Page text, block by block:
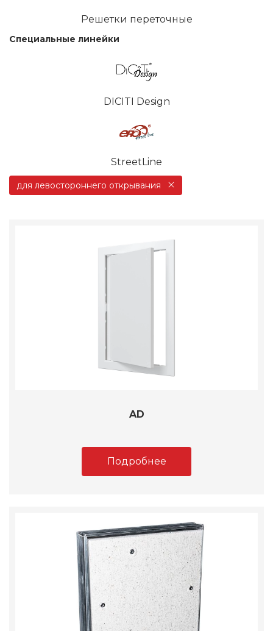
Решетки переточные
Специальные линейки
DICITI Design
StreetLine
для левостороннего открывания
AD
Подробнее